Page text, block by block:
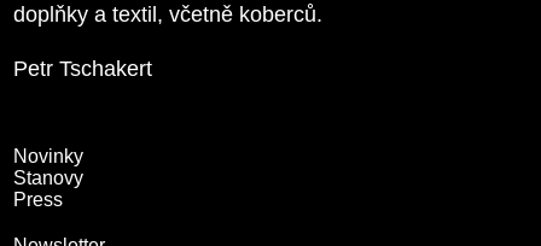
doplňky a textil, včetně koberců.
Petr Tschakert
Novinky
Stanovy
Press